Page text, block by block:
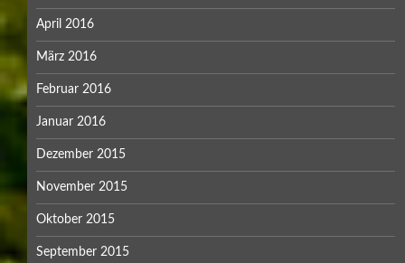
April 2016
März 2016
Februar 2016
Januar 2016
Dezember 2015
November 2015
Oktober 2015
September 2015